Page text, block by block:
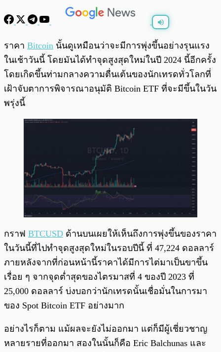
0:00
ราคา Bitcoin นั้นดูเหมือนว่าจะมีการพุ่งขึ้นอย่างรุนแรง
ในเช้าวันนี้ โดยมันได้ทำจุดสูงสุดใหม่ในปี 2024 นี้อีกครั้ง
โดยเกิดขึ้นท่ามกลางความตื่นเต้นของนักเทรดทั่วโลกที่
เฝ้าจับตาการพิจารณาอนุมัติ Bitcoin ETF ที่จะมีขึ้นในวัน
พรุ่งนี้
กราฟ BTCUSD ด้านบนเผยให้เห็นถึงการพุ่งขึ้นของราคา
ในวันนี้ที่ไปทำจุดสูงสุดใหม่ในรอบปีนี้ ที่ 47,224 ดอลลาร์
ภายหลังจากที่ก่อนหน้านี้ราคาได้มีการไต่มาเป็นขาขึ้น
เรื่อย ๆ จากจุดต่ำสุดของไตรมาสที่ 4 ของปี 2023 ที่
25,000 ดอลลาร์ บ่งบอกว่านักเทรดนั้นเชื่อมั่นในการมา
ของ Spot Bitcoin ETF อย่างมาก
อย่างไรก็ตาม แม้ผลจะยังไม่ออกมา แต่ก็มีผู้เชี่ยวชาญ
หลายรายที่ออกมา สองในนั้นก็คือ Eric Balchunas และ